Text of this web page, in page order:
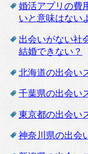
婚活アプリの費
いと意味はない
出会いがない社
結婚できない？
北海道の出会い
千葉県の出会い
東京都の出会い
神奈川県の出会